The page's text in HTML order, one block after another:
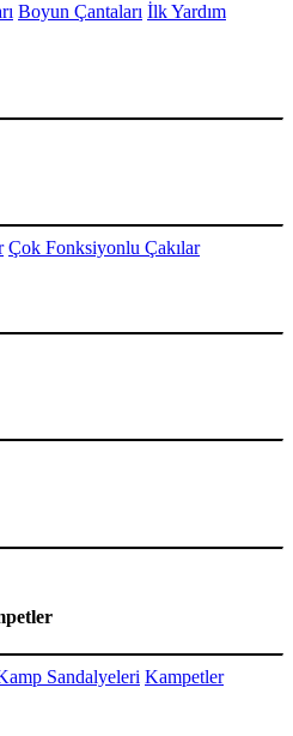
Boyun Çantaları İlk Yardım
Çok Fonksiyonlu Çakılar
Sandalyeleri Kampetler